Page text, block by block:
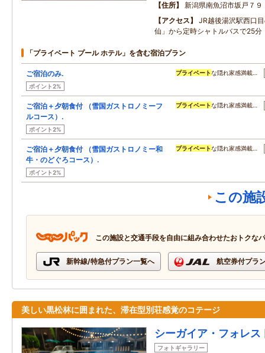
住所
新潟県南魚沼市坂戸７９
アクセス
JR越後湯沢駅西口
仙」から定時シャトルバスで25分
「プライベート プール ホテル」を含む宿泊プラン
ご宿泊のみ.
ポイント2%
プライベートな隠れ家感満載…
ご宿泊＋夕朝食付 （雪国ガストロノミーフ
ルコース）.
ポイント2%
プライベートな隠れ家感満載…
ご宿泊＋夕朝食付 （雪国ガストロノミー和
牛・のどぐろコース）.
ポイント2%
プライベートな隠れ家感満載…
この施
この施設と交通手段を自由に組み合わせたおトクな
新幹線/特急付プラン一覧へ 航空券付プラ
美しい黒松林に囲まれた、滞在型別荘感覚のコテージ
シーガイア・フォレス
フォトギャラリー